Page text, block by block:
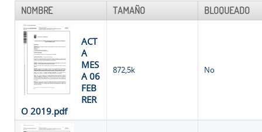
NOMBRE TAMAÑO BLOQUEADO
ACT
A
MES
A 06
FEB
RER
O 2019.pdf
872,5k No